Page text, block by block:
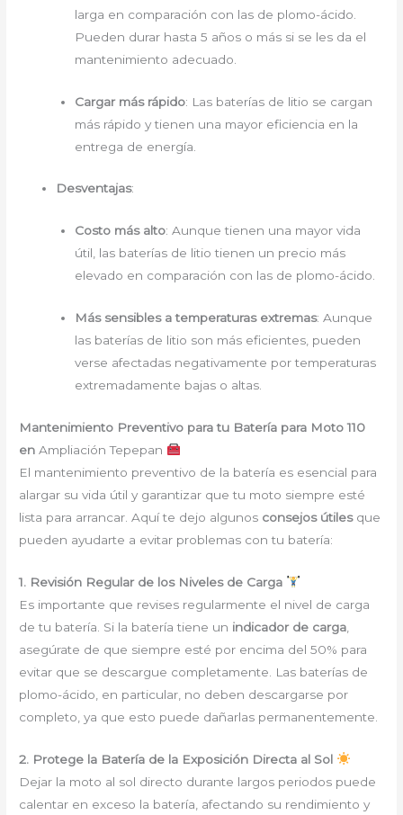
larga en comparación con las de plomo-ácido.
Pueden durar hasta 5 años o más si se les da el
mantenimiento adecuado.
Cargar más rápido: Las baterías de litio se cargan
más rápido y tienen una mayor eficiencia en la
entrega de energía.
Desventajas:
Costo más alto: Aunque tienen una mayor vida
útil, las baterías de litio tienen un precio más
elevado en comparación con las de plomo-ácido.
Más sensibles a temperaturas extremas: Aunque
las baterías de litio son más eficientes, pueden
verse afectadas negativamente por temperaturas
extremadamente bajas o altas.
Mantenimiento Preventivo para tu Batería para Moto 110
enAmpliación Tepepan
El mantenimiento preventivo de la batería es esencial para
alargar su vida útil y garantizar que tu moto siempre esté
lista para arrancar. Aquí te dejo algunos consejos útilesque
pueden ayudarte a evitar problemas con tu batería:
1. Revisión Regular de los Niveles de Carga
Es importante que revises regularmente el nivel de carga
de tu batería. Si la batería tiene un indicador de carga
asegúrate de que siempre esté por encima del 50% para
evitar que se descargue completamente. Las baterías de
plomo-ácido, en particular, no deben descargarse por
completo, ya que esto puede dañarlas permanentemente.
2. Protege la Batería de la Exposición Directa al Sol
Dejar la moto al sol directo durante largos periodos puede
calentar en exceso la batería, afectando su rendimiento y